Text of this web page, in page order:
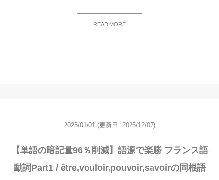
READ MORE
2025/01/01 (更新日: 2025/12/07)
【単語の暗記量96％削減】語源で楽勝 フランス語
動詞Part1 / être,vouloir,pouvoir,savoirの同根語